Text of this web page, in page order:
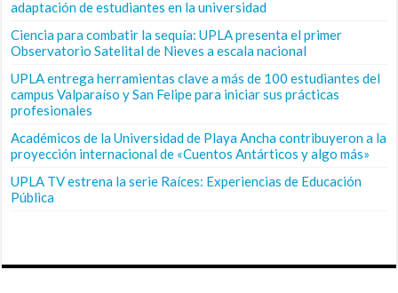
adaptación de estudiantes en la universidad
Ciencia para combatir la sequía: UPLA presenta el primer
Observatorio Satelital de Nieves a escala nacional
UPLA entrega herramientas clave a más de 100 estudiantes del
campus Valparaíso y San Felipe para iniciar sus prácticas
profesionales
Académicos de la Universidad de Playa Ancha contribuyeron a la
proyección internacional de «Cuentos Antárticos y algo más»
UPLA TV estrena la serie Raíces: Experiencias de Educación
Pública